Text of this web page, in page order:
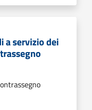
a servizio dei